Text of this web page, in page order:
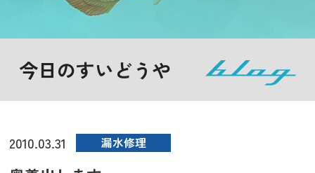
今日のすいどうや
2010.03.31 漏水修理